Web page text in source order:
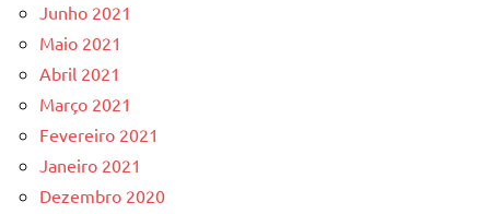
Junho 2021
Maio 2021
Abril 2021
Março 2021
Fevereiro 2021
Janeiro 2021
Dezembro 2020